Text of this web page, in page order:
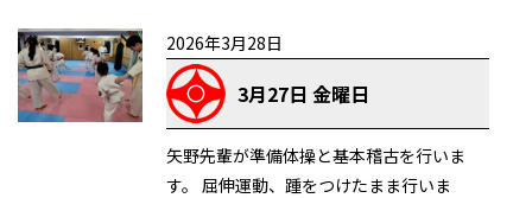
2026年3月28日
3月27日 金曜日
矢野先輩が準備体操と基本稽古を行いま
す。 屈伸運動、踵をつけたまま行いま